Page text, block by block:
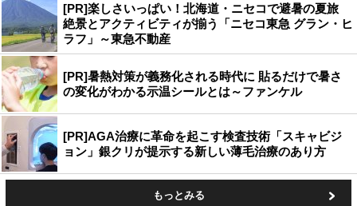
[PR]楽しさいっぱい！北海道・ニセコで避暑の夏旅
絶景とアクティビティが揃う「ニセコ東急 グラン・ヒ
ラフ」～東急不動産
[PR]暑熱対策が義務化される時代に 貼るだけで暑さ
の変化がわかる示温シールとは～ファンケル
[PR]AGA治療に革命を起こす検査技術「スキャビジ
ョン」銀クリが提示する新しい薄毛治療のあり方
もっとみる